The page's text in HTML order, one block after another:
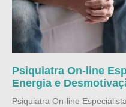
Psiquiatra On-line
Energia e
Psiquiatra On-line